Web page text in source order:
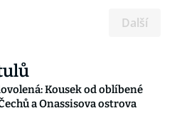
Další
Kousek od oblíbené
a Onassisova ostrova